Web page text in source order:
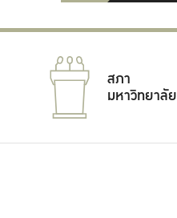
สภา
มหาวิทยาลัย